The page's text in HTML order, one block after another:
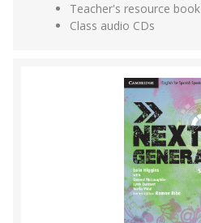
Teacher's resource book
Class audio CDs